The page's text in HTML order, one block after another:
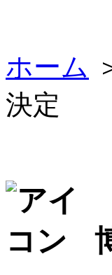
ホーム
決定